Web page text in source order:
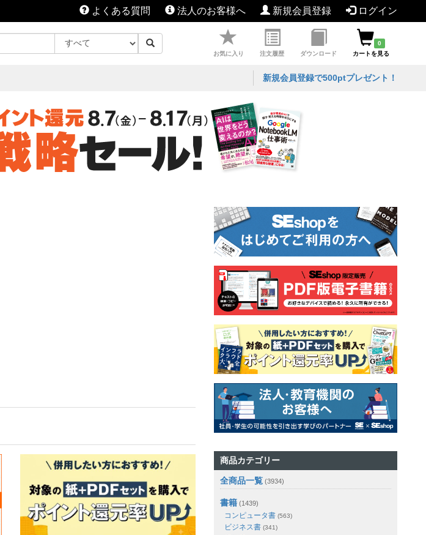
よくある質問 法人のお客様へ 新規会員登録 ログイン
お気に入り 注文履歴 ダウンロード
0
カートを見る
新規会員登録で500ptプレゼント！
商品カテゴリー
全商品一覧 (3934)
書籍 (1439)
コンピュータ書 (563)
ビジネス書 (341)